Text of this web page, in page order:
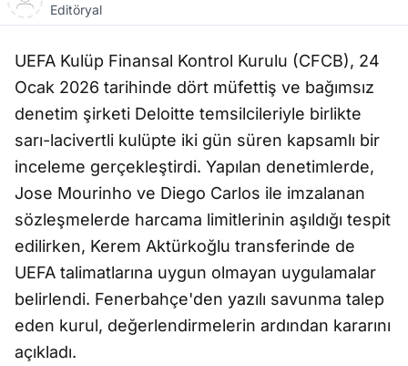
Editöryal
UEFA Kulüp Finansal Kontrol Kurulu (CFCB), 24
Ocak 2026 tarihinde dört müfettiş ve bağımsız
denetim şirketi Deloitte temsilcileriyle birlikte
sarı-lacivertli kulüpte iki gün süren kapsamlı bir
inceleme gerçekleştirdi. Yapılan denetimlerde,
Jose Mourinho ve Diego Carlos ile imzalanan
sözleşmelerde harcama limitlerinin aşıldığı tespit
edilirken, Kerem Aktürkoğlu transferinde de
UEFA talimatlarına uygun olmayan uygulamalar
belirlendi. Fenerbahçe'den yazılı savunma talep
eden kurul, değerlendirmelerin ardından kararını
açıkladı.